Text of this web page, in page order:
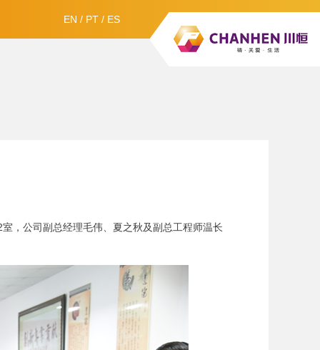
EN / PT / ES
，公司副总经理毛伟、夏之秋及副总工程师温长